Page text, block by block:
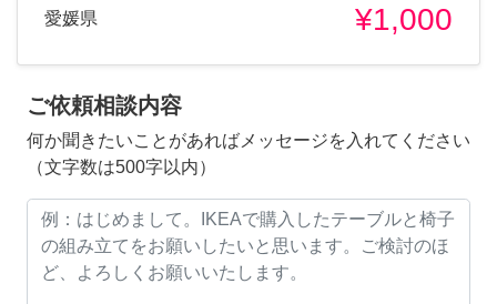
愛媛県 ¥1,000
ご依頼相談内容
何か聞きたいことがあればメッセージを入れてください
（文字数は500字以内）